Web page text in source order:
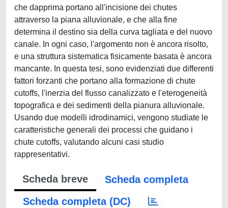
che dapprima portano all'incisione dei chutes
attraverso la piana alluvionale, e che alla fine
determina il destino sia della curva tagliata e del nuovo
canale. In ogni caso, l'argomento non è ancora risolto,
e una struttura sistematica fisicamente basata è ancora
mancante. In questa tesi, sono evidenziati due differenti
fattori forzanti che portano alla formazione di chute
cutoffs, l'inerzia del flusso canalizzato e l'eterogeneità
topografica e dei sedimenti della pianura alluvionale.
Usando due modelli idrodinamici, vengono studiate le
caratteristiche generali dei processi che guidano i
chute cutoffs, valutando alcuni casi studio
rappresentativi.
Scheda breve
Scheda completa
Scheda completa (DC)